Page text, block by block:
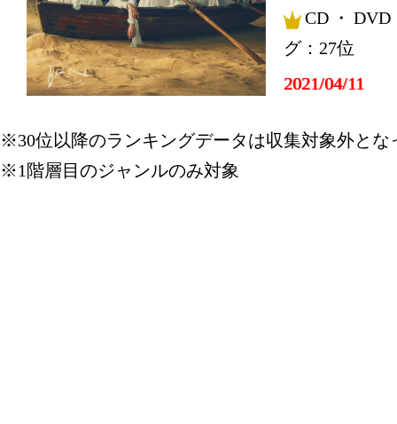
CD・
グ：27位
2021/04/11
グ：28位
※30位以降のランキングデータは収集対象外とな
※1階層目のジャンルのみ対象